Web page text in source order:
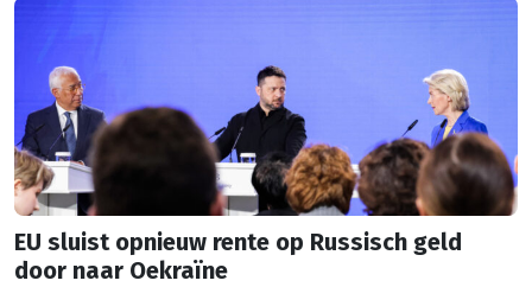
EU sluist opnieuw rente op Russisch geld
door naar Oekraïne